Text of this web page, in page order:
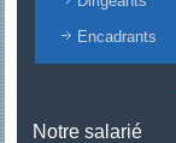
Encadrants
Notre salarié